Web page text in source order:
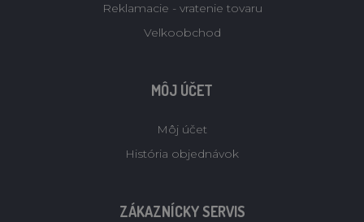
Reklamacie - vratenie tovaru
Velkoobchod
MÔJ ÚČET
Môj účet
História objednávok
ZÁKAZNÍCKY SERVIS